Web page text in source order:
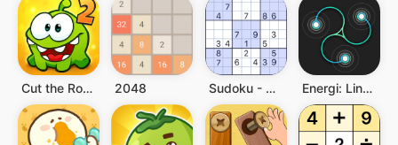
Cut the Rope 2 2048 Sudoku - Game Puzzle Klasik Energi: Lingkaran Anti Stres